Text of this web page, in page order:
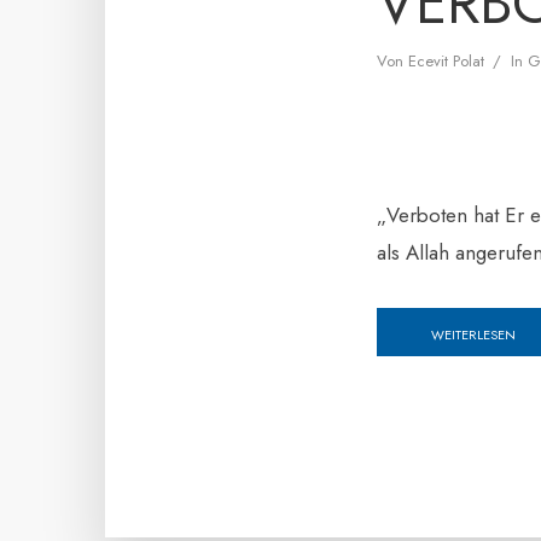
Von Ecevit Polat In
„Verboten hat Er
als Allah
WEITERLESEN